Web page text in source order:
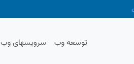
توسعه وب سرویسهای وب